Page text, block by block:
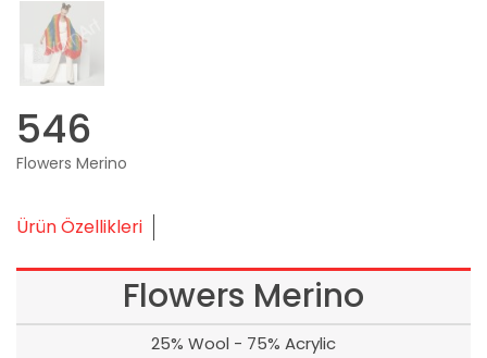
546
Flowers Merino
Ürün Özellikleri
Flowers Merino
25% Wool - 75% Acrylic